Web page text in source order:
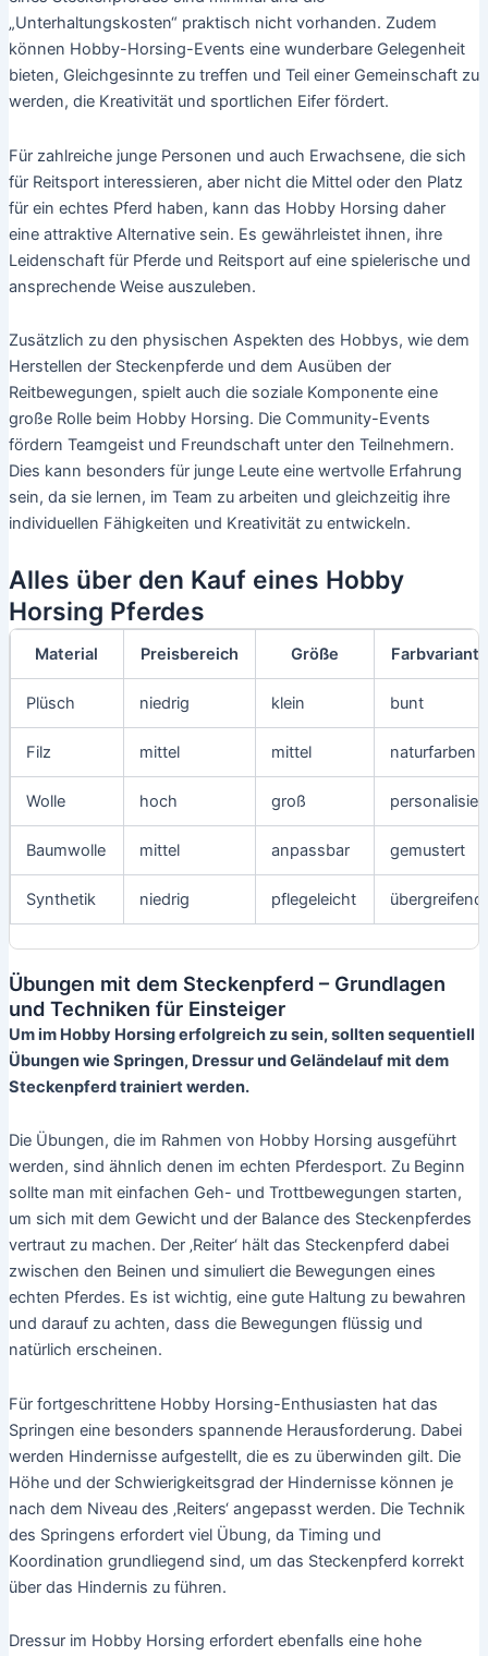
„Unterhaltungskosten“ praktisch nicht vorhanden. Zudem
können Hobby-Horsing-Events eine wunderbare Gelegenheit
bieten, Gleichgesinnte zu treffen und Teil einer Gemeinschaft zu
werden, die Kreativität und sportlichen Eifer fördert.
Für zahlreiche junge Personen und auch Erwachsene, die sich
für Reitsport interessieren, aber nicht die Mittel oder den Platz
für ein echtes Pferd haben, kann das Hobby Horsing daher
eine attraktive Alternative sein. Es gewährleistet ihnen, ihre
Leidenschaft für Pferde und Reitsport auf eine spielerische und
ansprechende Weise auszuleben.
Zusätzlich zu den physischen Aspekten des Hobbys, wie dem
Herstellen der Steckenpferde und dem Ausüben der
Reitbewegungen, spielt auch die soziale Komponente eine
große Rolle beim Hobby Horsing. Die Community-Events
fördern Teamgeist und Freundschaft unter den Teilnehmern.
Dies kann besonders für junge Leute eine wertvolle Erfahrung
sein, da sie lernen, im Team zu arbeiten und gleichzeitig ihre
individuellen Fähigkeiten und Kreativität zu entwickeln.
Alles über den Kauf eines Hobby
Horsing Pferdes
Material Preisbereich Größe
Plüsch niedrig klein bunt
Filz mittel mittel naturfarben
Wolle hoch groß
Baumwolle mittel anpassbar gemustert
Synthetik niedrig pflegeleicht übergreifend
Übungen mit dem Steckenpferd – Grundlagen
und Techniken für Einsteiger
Um im Hobby Horsing erfolgreich zu sein, sollten sequentiell
Übungen wie Springen, Dressur und Geländelauf mit dem
Steckenpferd trainiert werden.
Die Übungen, die im Rahmen von Hobby Horsing ausgeführt
werden, sind ähnlich denen im echten Pferdesport. Zu Beginn
sollte man mit einfachen Geh- und Trottbewegungen starten,
um sich mit dem Gewicht und der Balance des Steckenpferdes
vertraut zu machen. Der ‚Reiter‘ hält das Steckenpferd dabei
zwischen den Beinen und simuliert die Bewegungen eines
echten Pferdes. Es ist wichtig, eine gute Haltung zu bewahren
und darauf zu achten, dass die Bewegungen flüssig und
natürlich erscheinen.
Für fortgeschrittene Hobby Horsing-Enthusiasten hat das
Springen eine besonders spannende Herausforderung. Dabei
werden Hindernisse aufgestellt, die es zu überwinden gilt. Die
Höhe und der Schwierigkeitsgrad der Hindernisse können je
nach dem Niveau des ‚Reiters‘ angepasst werden. Die Technik
des Springens erfordert viel Übung, da Timing und
Koordination grundliegend sind, um das Steckenpferd korrekt
über das Hindernis zu führen.
Dressur im Hobby Horsing erfordert ebenfalls eine hohe